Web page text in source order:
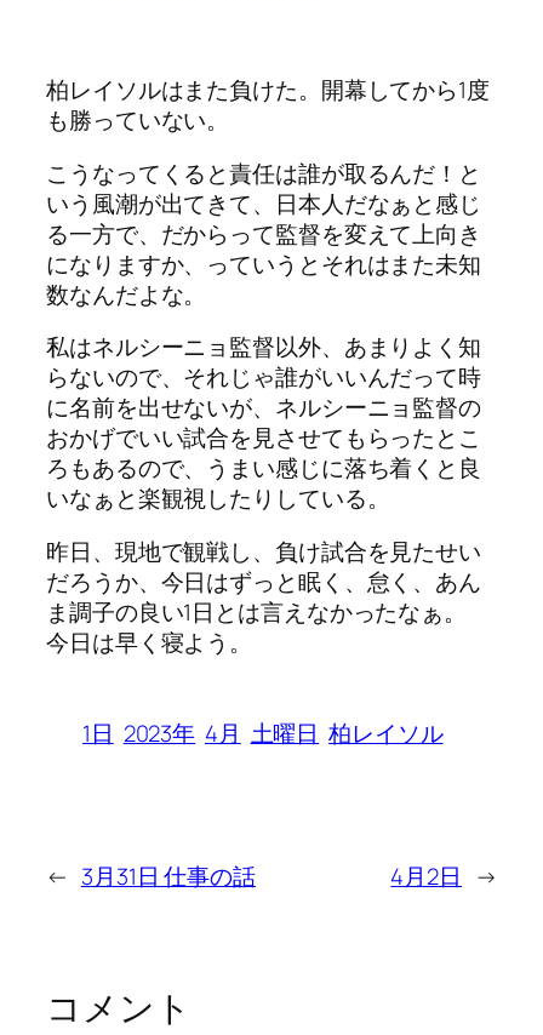
柏レイソルはまた負けた。開幕してから1度
も勝っていない。
こうなってくると責任は誰が取るんだ！と
いう風潮が出てきて、日本人だなぁと感じ
る一方で、だからって監督を変えて上向き
になりますか、っていうとそれはまた未知
数なんだよな。
私はネルシーニョ監督以外、あまりよく知
らないので、それじゃ誰がいいんだって時
に名前を出せないが、ネルシーニョ監督の
おかげでいい試合を見させてもらったとこ
ろもあるので、うまい感じに落ち着くと良
いなぁと楽観視したりしている。
昨日、現地で観戦し、負け試合を見たせい
だろうか、今日はずっと眠く、怠く、あん
ま調子の良い1日とは言えなかったなぁ。
今日は早く寝よう。
1日 2023年 4月 土曜日 柏レイソル
← 3月31日 仕事の話 4月2日 →
コメント